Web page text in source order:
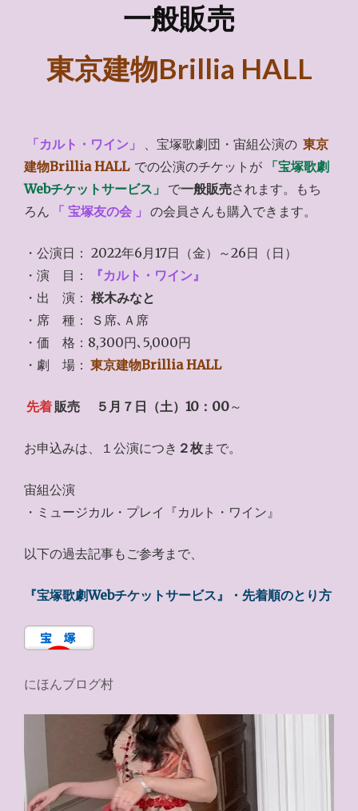
一般販売
東京建物Brillia HALL
「カルト・ワイン」 、宝塚歌劇団・宙組公演の 東京
建物Brillia HALL での公演のチケットが
「宝塚歌劇
Webチケットサービス」 で一般販売されます。もち
ろん
「 宝塚友の会 」 の会員さんも購入できます。
・公演日： 2022年6月17日（金）～26日（日）
・演 目：
『カルト・ワイン』
・出 演： 桜木みなと
・席 種： Ｓ席､Ａ席
・価 格：8,300円､5,000円
・劇 場： 東京建物Brillia HALL
先着 販売 ５月７日（土）10：00～
お申込みは、１公演につき ２枚まで。
宙組公演
・ミュージカル・プレイ『カルト・ワイン』
以下の過去記事もご参考まで、
『宝塚歌劇Webチケットサービス』・先着順のとり方
にほんブログ村